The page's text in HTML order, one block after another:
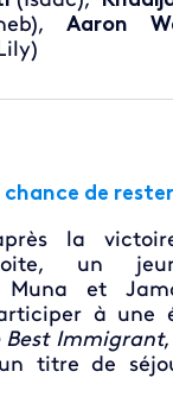
Aaron
chance de rester
la
un
Muna et
à une
Best Immigrant
titre de